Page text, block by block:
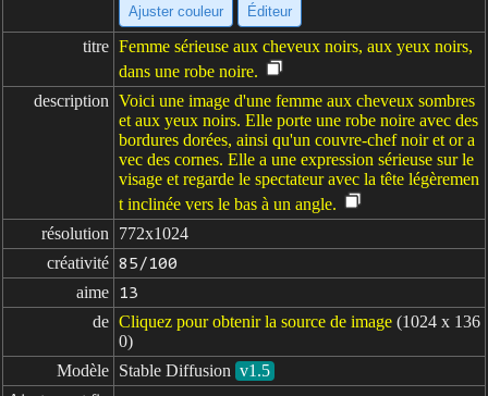
Ajuster couleur Éditeur
titre Femme sérieuse aux cheveux noirs, aux yeux noirs,
dans une robe noire.
description Voici une image d'une femme aux cheveux sombres
et aux yeux noirs. Elle porte une robe noire avec des
bordures dorées, ainsi qu'un couvre-chef noir et or a
vec des cornes. Elle a une expression sérieuse sur le
visage et regarde le spectateur avec la tête légèremen
t inclinée vers le bas à un angle.
résolution
772x1024
créativité 85/100
aime 13
de Cliquez pour obtenir la source de image (1024 x 136
0)
Modèle Stable Diffusion v1.5